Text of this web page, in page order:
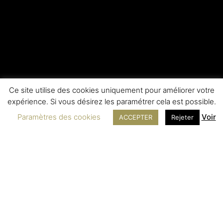
Ce site utilise des cookies uniquement pour améliorer votre
expérience. Si vous désirez les paramétrer cela est possible.
Paramètres des cookies
ACCEPTER Rejeter Voir